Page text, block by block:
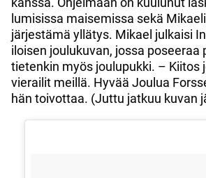
lumisissa maisemissa sekä
järjestämä yllätys. Mikael julkaisi
iloisen joulukuvan, jossa poseeraa
tietenkin myös joulupukki. – Kiitos
vierailit meillä. Hyvää Joulua
hän toivottaa. (Juttu jatkuu kuvan